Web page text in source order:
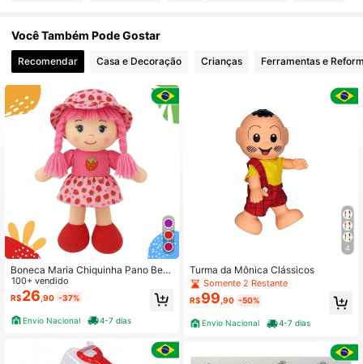
4,91 2.8K Seguidores
4,91 2.8K Seguidores
4,91 2.8K Seguidores
4,91 2.8K Seguidores
4,91 2.8K Seguidores
Você Também Pode Gostar
Recomendar Casa e Decoração Crianças Ferramentas e
Boneca Maria Chiquinha Pano Beb
ê Criança Naninha Macia
100+ vendido
R$26 ,90 -37%
Envio Nacional 4-7 dias
4
Turma da Mônica Clássicos
Somente 2 Restante
R$99 ,90 -50%
Envio Nacional 4-7 dias